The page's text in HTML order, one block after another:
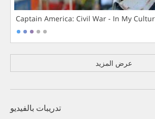
Captain America: Civil War - In My
عرض المزيد
تدريبات بالفيديو